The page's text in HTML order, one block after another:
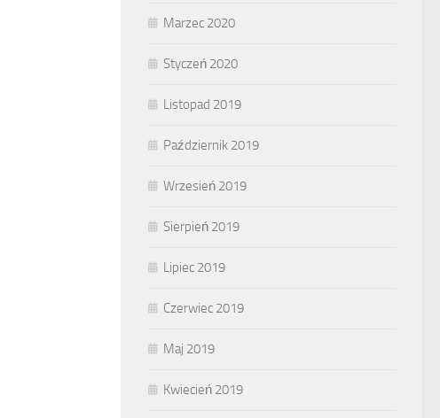
Marzec 2020
Styczeń 2020
Listopad 2019
Październik 2019
Wrzesień 2019
Sierpień 2019
Lipiec 2019
Czerwiec 2019
Maj 2019
Kwiecień 2019